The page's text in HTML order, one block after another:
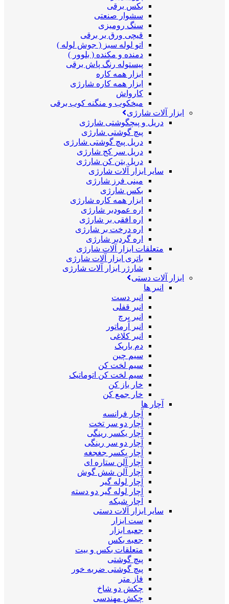
بکس برقی
سشوار صنعتی
سنگ رومیزی
قیچی ورق بر برقی
اتو لوله سبز ( جوش لوله )
دمنده و مکنده ( بلوور )
پیستوله رنگ پاش برقی
ابزار همه کاره
ابزار همه کاره شارژی
کارواش
میخکوب و منگنه کوب برقی
ابزار آلات شارژی
دریل و پیچگوشتی شارژی
پیچ گوشتی شارژی
دریل پیچ گوشتی شارژی
دریل سر کج شارژی
دریل بتن کن شارژی
سایر ابزار آلات شارژی
مینی فرز شارژی
بکس شارژی
ابزار همه کاره شارژی
اره عمودبر شارژی
اره افقی بر شارژی
اره درخت بر شارژی
اره گردبر شارژی
متعلقات ابزار آلات شارژی
باتری ابزار آلات شارژی
شارژر ابزار آلات شارژی
ابزار آلات دستی
انبر ها
انبر دست
انبر قفلی
انبر پرچ
انبر آرماتور
انبر کلاغی
دم باریک
سیم چین
سیم لخت کن
سیم لخت کن اتوماتیک
خار باز کن
خار جمع کن
آچار ها
آچار فرانسه
آچار دو سر تخت
آچار یکسر رینگی
آچار دو سر رینگی
آچار یکسر جغجغه
آچار آلن ستاره ای
آچار آلن شش گوش
آچار لوله گیر
آچار لوله گیر دو دسته
آچار شبکه
سایر ابزار آلات دستی
ست ابزار
جعبه ابزار
جعبه بکس
متعلقات بکس و بیت
پیچ گوشتی
پیچ گوشتی ضربه خور
فاز متر
چکش دو شاخ
چکش مهندسی